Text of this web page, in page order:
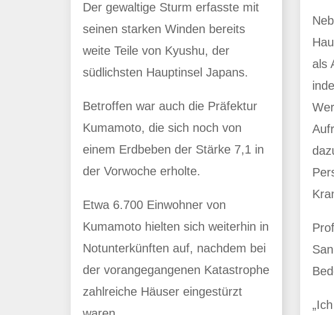
Der gewaltige Sturm erfasste mit
seinen starken Winden bereits
weite Teile von Kyushu, der
südlichsten Hauptinsel Japans.
Betroffen war auch die Präfektur
Kumamoto, die sich noch von
einem Erdbeben der Stärke 7,1 in
der Vorwoche erholte.
Etwa 6.700 Einwohner von
Kumamoto hielten sich weiterhin in
Notunterkünften auf, nachdem bei
der vorangegangenen Katastrophe
zahlreiche Häuser eingestürzt
als